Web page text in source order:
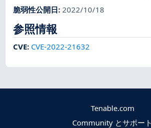
脆弱性公開日:2022/10/18
参照情報
CVE: CVE-2022-21632
Tenable.com
Community とサポート